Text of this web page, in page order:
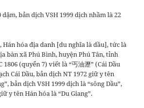
dặm, bản dịch VSH 1999 dịch nhầm là 22
Hán hóa địa danh [du nghĩa là dầu], tức là
bàn xã Phú Bình, huyện Phú Tân, tỉnh
1806 (quyển 7) viết là “丐油瀝” (Cái Dầu
Cái Dầu, bản dịch NT 1972 giữ y tên
bản dịch VSH 1999 dịch là “sông Dầu”,
y tên Hán hóa là “Du Giang”.